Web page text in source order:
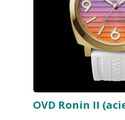
OVD Ronin II